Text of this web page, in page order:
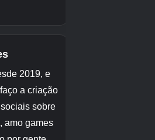
também pode causar
as lanças entrarão
onde a lança girará e
traz menos
pode causar danos.
cerca